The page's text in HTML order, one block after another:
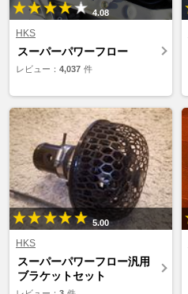
4.08
HKS
スーパーパワーフロー
レビュー： 4,037 件
5.00
HKS
スーパーパワーフロー汎用
ブラケットセット